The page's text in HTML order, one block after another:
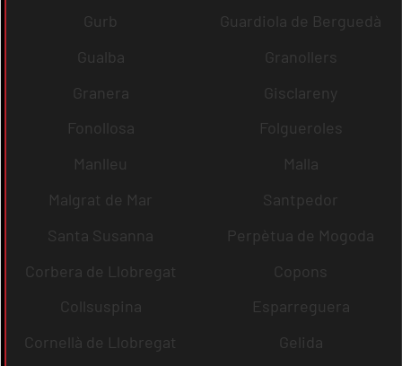
Gurb
Guardiola de Berguedà
Gualba
Granollers
Granera
Gisclareny
Fonollosa
Folgueroles
Manlleu
Malla
Malgrat de Mar
Santpedor
Santa Susanna
Perpètua de Mogoda
Corbera de Llobregat
Copons
Collsuspina
Esparreguera
Cornellà de Llobregat
Gelida